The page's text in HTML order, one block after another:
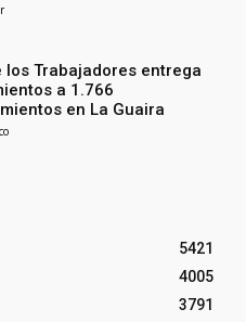
los Trabajadores entrega
a 1.766
en La Guaira
5421
4005
3791